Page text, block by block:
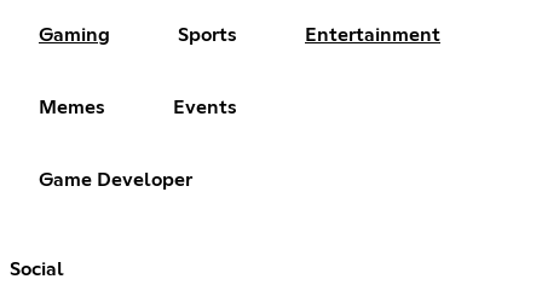
Gaming Sports Entertainment
Memes Events
Game Developer
Social